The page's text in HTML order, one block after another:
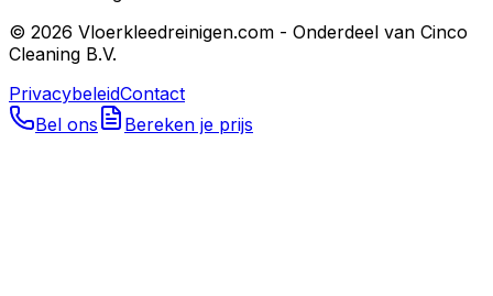
© 2026 Vloerkleedreinigen.com - Onderdeel van Cinco
Cleaning B.V.
PrivacybeleidContact
Bel ons
Bereken je prijs